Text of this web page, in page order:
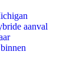
aanval